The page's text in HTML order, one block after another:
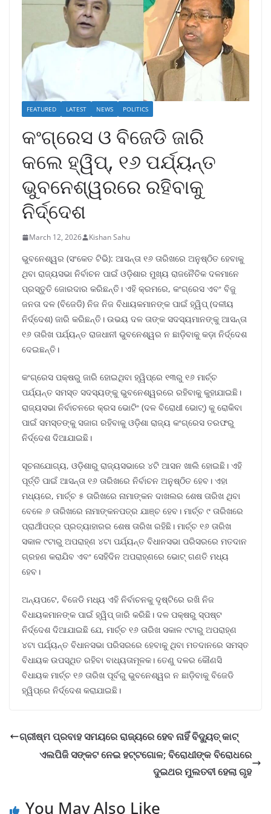
FEATURED LATEST NEWS POLITICS
କଂଗ୍ରେସ ଓ ବିଜେଡି ଜାରି
କଲେ ହ୍ୱିପ୍, ୧୬ ପର୍ଯ୍ୟନ୍ତ
ଭୁବନେଶ୍ୱରରେ ରହିବାକୁ
ନିର୍ଦ୍ଦେଶ
March 12, 2026 Kishan Sahu
ଭୁବନେଶ୍ୱର (ସଂକେତ ଟିଭି): ଆସନ୍ତା ୧୬ ତାରିଖରେ ଅନୁଷ୍ଠିତ ହେବାକୁ
ଥିବା ରାଜ୍ୟସଭା ନିର୍ବାଚନ ପାଇଁ ଓଡ଼ିଶାର ମୁଖ୍ୟ ରାଜନୈତିକ ଦଳମାନେ
ପ୍ରସ୍ତୁତି ଜୋରଦାର କରିଛନ୍ତି। ଏହି କ୍ରମରେ, କଂଗ୍ରେସ ଏବଂ ବିଜୁ
ଜନତା ଦଳ (ବିଜେଡି) ନିଜ ନିଜ ବିଧାୟକମାନଙ୍କ ପାଇଁ ହ୍ୱିପ୍ (ଦଳୀୟ
ନିର୍ଦ୍ଦେଶ) ଜାରି କରିଛନ୍ତି। ଉଭୟ ଦଳ ତାଙ୍କ ସଦସ୍ୟମାନଙ୍କୁ ଆସନ୍ତା
୧୬ ତାରିଖ ପର୍ଯ୍ୟନ୍ତ ରାଜଧାନୀ ଭୁବନେଶ୍ୱର ନ ଛାଡ଼ିବାକୁ କଡ଼ା ନିର୍ଦ୍ଦେଶ
ଦେଇଛନ୍ତି।
କଂଗ୍ରେସ ପକ୍ଷରୁ ଜାରି ହୋଇଥିବା ହ୍ୱିପ୍ରେ ୧୩ରୁ ୧୬ ମାର୍ଚ୍ଚ
ପର୍ଯ୍ୟନ୍ତ ସମସ୍ତ ସଦସ୍ୟଙ୍କୁ ଭୁବନେଶ୍ୱରରେ ରହିବାକୁ କୁହାଯାଇଛି।
ରାଜ୍ୟସଭା ନିର୍ବାଚନରେ କ୍ରସ ଭୋଟିଂ (ଦଳ ବିରୋଧୀ ଭୋଟ୍) କୁ ରୋକିବା
ପାଇଁ ସମସ୍ତଙ୍କୁ ସଜାଗ ରହିବାକୁ ଓଡ଼ିଶା ରାଜ୍ୟ କଂଗ୍ରେସ ତରଫରୁ
ନିର୍ଦ୍ଦେଶ ଦିଆଯାଇଛି।
ସୂଚନାଯୋଗ୍ୟ, ଓଡ଼ିଶାରୁ ରାଜ୍ୟସଭାରେ ୪ଟି ଆସନ ଖାଲି ହୋଇଛି। ଏହି
ପୂର୍ତ୍ତି ପାଇଁ ଆସନ୍ତା ୧୬ ତାରିଖରେ ନିର୍ବାଚନ ଅନୁଷ୍ଠିତ ହେବ। ଏହା
ମଧ୍ୟରେ, ମାର୍ଚ୍ଚ ୫ ତାରିଖରେ ନାମାଙ୍କନ ଦାଖଲର ଶେଷ ତାରିଖ ଥିବା
ବେଳେ ୬ ତାରିଖରେ ନାମାଙ୍କନପତ୍ର ଯାଞ୍ଚ ହେବ। ମାର୍ଚ୍ଚ ୯ ତାରିଖରେ
ପ୍ରାର୍ଥୀପତ୍ର ପ୍ରତ୍ୟାହାରର ଶେଷ ତାରିଖ ରହିଛି। ମାର୍ଚ୍ଚ ୧୬ ତାରିଖ
ସକାଳ ୯ଟାରୁ ଅପରାହ୍ଣ ୪ଟା ପର୍ଯ୍ୟନ୍ତ ବିଧାନସଭା ପରିସରରେ ମତଦାନ
ଗ୍ରହଣ କରାଯିବ ଏବଂ ସେହିଦିନ ଅପରାହ୍ଣରେ ଭୋଟ୍ ଗଣତି ମଧ୍ୟ
ହେବ।
ଅନ୍ୟପଟେ, ବିଜେଡି ମଧ୍ୟ ଏହି ନିର୍ବାଚନକୁ ଦୃଷ୍ଟିରେ ରଖି ନିଜ
ବିଧାୟକମାନଙ୍କ ପାଇଁ ହ୍ୱିପ୍ ଜାରି କରିଛି। ଦଳ ପକ୍ଷରୁ ସ୍ପଷ୍ଟ
ନିର୍ଦ୍ଦେଶ ଦିଆଯାଇଛି ଯେ, ମାର୍ଚ୍ଚ ୧୬ ତାରିଖ ସକାଳ ୯ଟାରୁ ଅପରାହ୍ଣ
୪ଟା ପର୍ଯ୍ୟନ୍ତ ବିଧାନସଭା ପରିସରରେ ହେବାକୁ ଥିବା ମତଦାନରେ ସମସ୍ତ
ବିଧାୟକ ଉପସ୍ଥିତ ରହିବା ବାଧ୍ୟତାମୂଳକ। ତେଣୁ ଦଳର କୌଣସି
ବିଧାୟକ ମାର୍ଚ୍ଚ ୧୬ ତାରିଖ ପୂର୍ବରୁ ଭୁବନେଶ୍ୱର ନ ଛାଡ଼ିବାକୁ ବିଜେଡି
ହ୍ୱିପ୍ରେ ନିର୍ଦ୍ଦେଶ କରାଯାଇଛି।
ଗ୍ରୀଷ୍ମ ପ୍ରବାହ ସମୟରେ ରାଜ୍ୟରେ ହେବ ନାହିଁ ବିଦ୍ୟୁତ୍ କାଟ୍
ଏଲପିଜି ସଙ୍କଟ ନେଇ ହଟ୍ଟଗୋଳ; ବିରୋଧୀଙ୍କ ବିରୋଧରେ
ଦୁଇଥର ମୁଲତବୀ ହେଲା ଗୃହ
You May Also Like